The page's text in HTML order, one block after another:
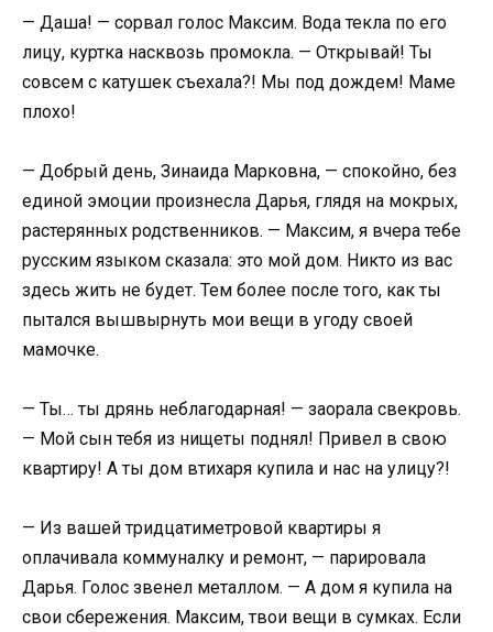
— Даша! — сорвал голос Максим. Вода текла по его
лицу, куртка насквозь промокла. — Открывай! Ты
совсем с катушек съехала?! Мы под дождем! Маме
плохо!
— Добрый день, Зинаида Марковна, — спокойно, без
единой эмоции произнесла Дарья, глядя на мокрых,
растерянных родственников. — Максим, я вчера тебе
русским языком сказала: это мой дом. Никто из вас
здесь жить не будет. Тем более после того, как ты
пытался вышвырнуть мои вещи в угоду своей
мамочке.
— Ты… ты дрянь неблагодарная! — заорала свекровь.
— Мой сын тебя из нищеты поднял! Привел в свою
квартиру! А ты дом втихаря купила и нас на улицу?!
— Из вашей тридцатиметровой квартиры я
оплачивала коммуналку и ремонт, — парировала
Дарья. Голос звенел металлом. — А дом я купила на
свои сбережения. Максим, твои вещи в сумках. Если